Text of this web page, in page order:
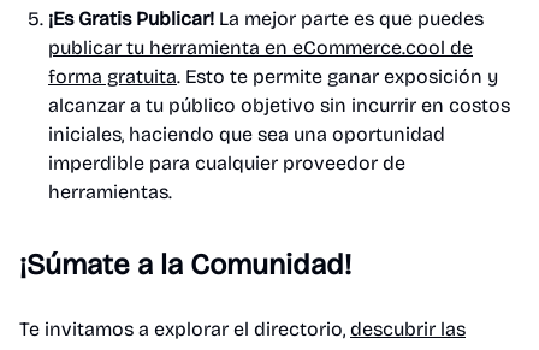
¡Es Gratis Publicar! La mejor parte es que puedes
publicar tu herramienta en eCommerce.cool de
forma gratuita. Esto te permite ganar exposición y
alcanzar a tu público objetivo sin incurrir en costos
iniciales, haciendo que sea una oportunidad
imperdible para cualquier proveedor de
herramientas.
¡Súmate a la Comunidad!
Te invitamos a explorar el directorio, descubrir las